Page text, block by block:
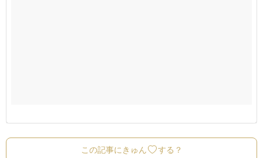
この記事にきゅん する？